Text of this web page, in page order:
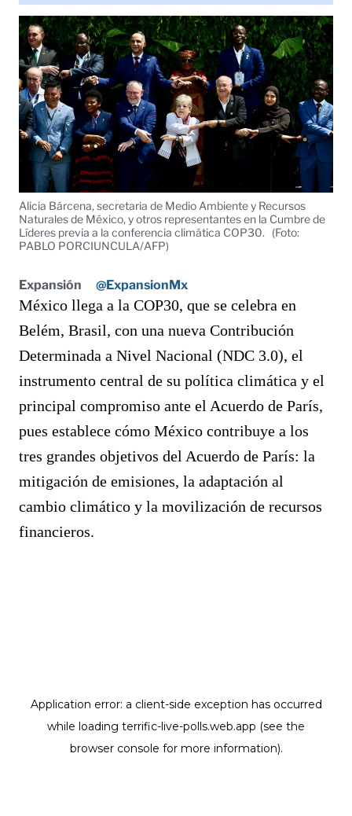
Alicia Bárcena, secretaria de Medio Ambiente y Recursos
Naturales de México, y otros representantes en la Cumbre de
Líderes previa a la conferencia climática COP30.
(Foto:
PABLO PORCIUNCULA/AFP)
Expansión @ExpansionMx
México llega a la COP30, que se celebra en
Belém, Brasil, con una nueva Contribución
Determinada a Nivel Nacional (NDC 3.0), el
instrumento central de su política climática y el
principal compromiso ante el Acuerdo de París,
pues establece cómo México contribuye a los
tres grandes objetivos del Acuerdo de París: la
mitigación de emisiones, la adaptación al
cambio climático y la movilización de recursos
financieros.